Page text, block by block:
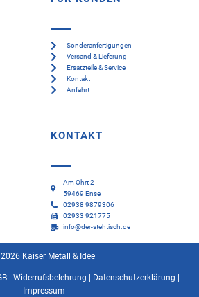
Sonderanfertigungen
Versand & Lieferung
Ersatzteile & Service
Kontakt
Anfahrt
KONTAKT
Am Ohrt 2
59469 Ense
02938 9879306
02933 921775
info@der-stehtisch.de
Kaiser Metall & Idee
| Widerrufsbelehrung Datenschutzerklärung
Impressum